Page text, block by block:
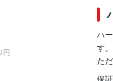
ハ
す
た
保